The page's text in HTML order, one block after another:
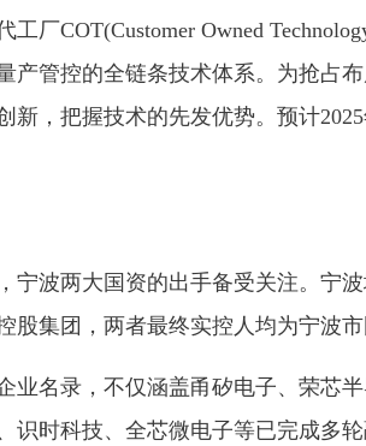
COT(Customer Owned
产管控的全链条技术体系。为抢占
新，把握技术的先发优势。预计
波两大国资的出手备受关注。宁波
股集团，两者最终实控人均为宁波市
名录，不仅涵盖甬矽电子、荣芯半
识时科技、全芯微电子等已完成多